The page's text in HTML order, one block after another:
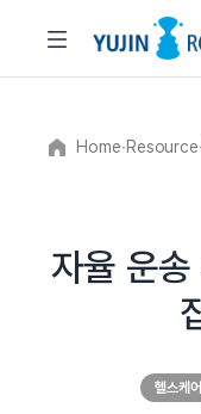
Home∙Resource∙
자율 운
헬스케어